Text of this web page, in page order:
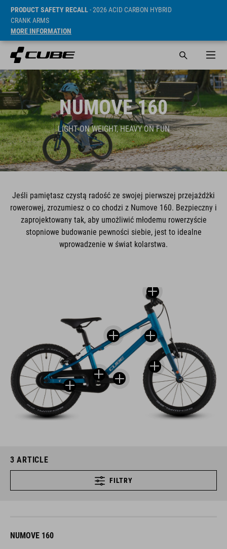
PRODUCT SAFETY RECALL- 2026 ACID CARBON HYBRID
CRANK ARMS
MORE INFORMATION
NUMOVE 160
LIGHT ON WEIGHT, HEAVY ON FUN
Jeśli pamiętasz czystą radość ze swojej pierwszej przejażdżki
rowerowej, zrozumiesz o co chodzi z Numove 160. Bezpieczny i
zaprojektowany tak, aby umożliwić młodemu rowerzyście
stopniowe budowanie pewności siebie, jest to idealne
wprowadzenie w świat kolarstwa.
3 ARTICLE
FILTRY
NUMOVE 160